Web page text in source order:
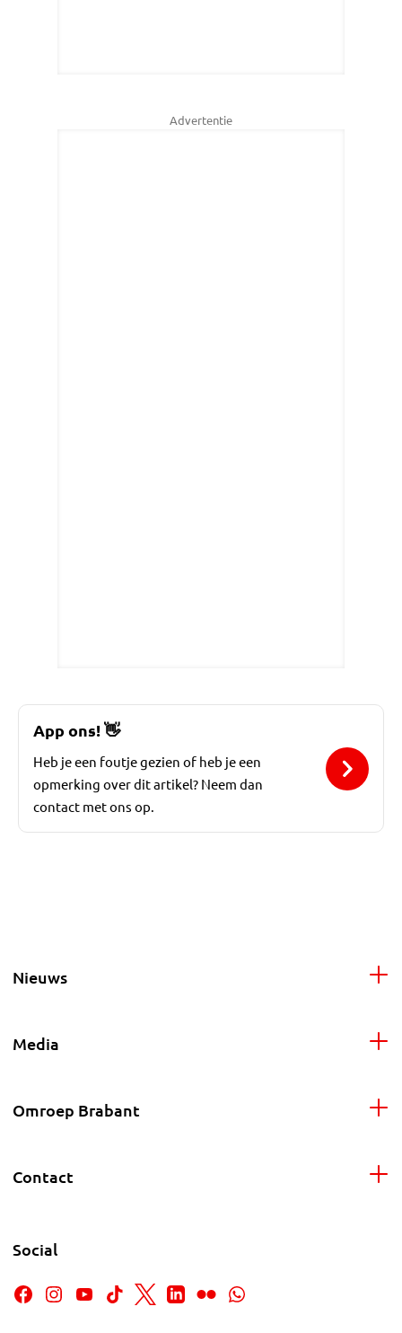
Advertentie
App ons!👋
Heb je een foutje gezien of heb je een
opmerking over dit artikel? Neem dan
contact met ons op.
Nieuws
Media
Omroep Brabant
Contact
Social